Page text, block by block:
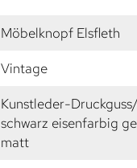
Möbelknopf Elsfleth
Vintage
Kunstleder-
schwarz eisenfarbig
matt